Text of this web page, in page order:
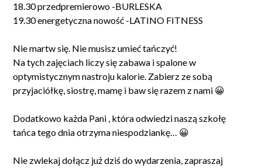
18.30 przedpremierowo -BURLESKA
19.30 energetyczna nowość -LATINO FITNESS
Nie martw się. Nie musisz umieć tańczyć!
Na tych zajęciach liczy się zabawa i spalone w
optymistycznym nastroju kalorie. Zabierz ze sobą
przyjaciółkę, siostrę, mamę i baw się razem z nami 😀
Dodatkowo każda Pani , która odwiedzi naszą szkołę
tańca tego dnia otrzyma niespodziankę… 😀
Nie zwlekaj dołącz już dziś do wydarzenia, zapraszaj